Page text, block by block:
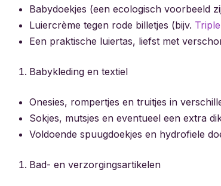
Babydoekjes (een ecologisch voorbeeld
Luiercrème tegen rode billetjes (bijv.
Een praktische luiertas, liefst met
Babykleding en textiel
Onesies, rompertjes en truitjes in
Sokjes, mutsjes en eventueel een extra
Voldoende spuugdoekjes en hydrofiele
Bad- en verzorgingsartikelen